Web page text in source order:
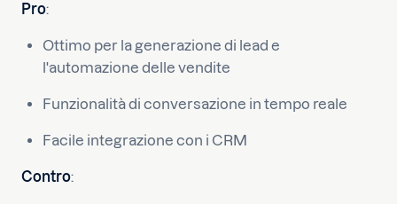
Pro:
Ottimo per la generazione di lead e
l'automazione delle vendite
Funzionalità di conversazione in tempo reale
Facile integrazione con i CRM
Contro: